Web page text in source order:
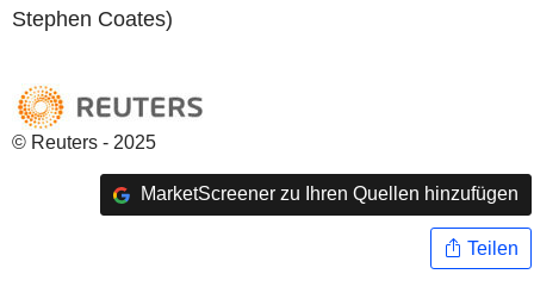
Stephen Coates)
© Reuters - 2025
MarketScreener zu Ihren Quellen hinzufügen
Teilen